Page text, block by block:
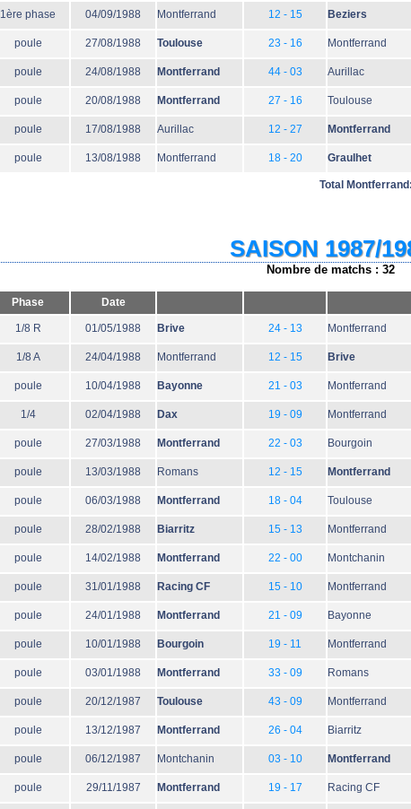
1ère phase 04/09/1988 Montferrand 12 - 15 Beziers
poule 27/08/1988 Toulouse 23 - 16 Montferrand
poule 24/08/1988 Montferrand 44 - 03 Aurillac
poule 20/08/1988 Montferrand 27 - 16 Toulouse
poule 17/08/1988 Aurillac 12 - 27 Montferrand
poule 13/08/1988 Montferrand 18 - 20 Graulhet
Total Montferrand:
SAISON 1987/
Nombre de matchs : 32
Phase Date
1/8 R 01/05/1988 Brive 24 - 13 Montferrand
1/8 A 24/04/1988 Montferrand 12 - 15 Brive
poule 10/04/1988 Bayonne 21 - 03 Montferrand
1/4 02/04/1988 Dax 19 - 09 Montferrand
poule 27/03/1988 Montferrand 22 - 03 Bourgoin
poule 13/03/1988 Romans 12 - 15 Montferrand
poule 06/03/1988 Montferrand 18 - 04 Toulouse
poule 28/02/1988 Biarritz 15 - 13 Montferrand
poule 14/02/1988 Montferrand 22 - 00 Montchanin
poule 31/01/1988 Racing CF 15 - 10 Montferrand
poule 24/01/1988 Montferrand 21 - 09 Bayonne
poule 10/01/1988 Bourgoin 19 - 11 Montferrand
poule 03/01/1988 Montferrand 33 - 09 Romans
poule 20/12/1987 Toulouse 43 - 09 Montferrand
poule 13/12/1987 Montferrand 26 - 04 Biarritz
poule 06/12/1987 Montchanin 03 - 10 Montferrand
poule 29/11/1987 Montferrand 19 - 17 Racing CF